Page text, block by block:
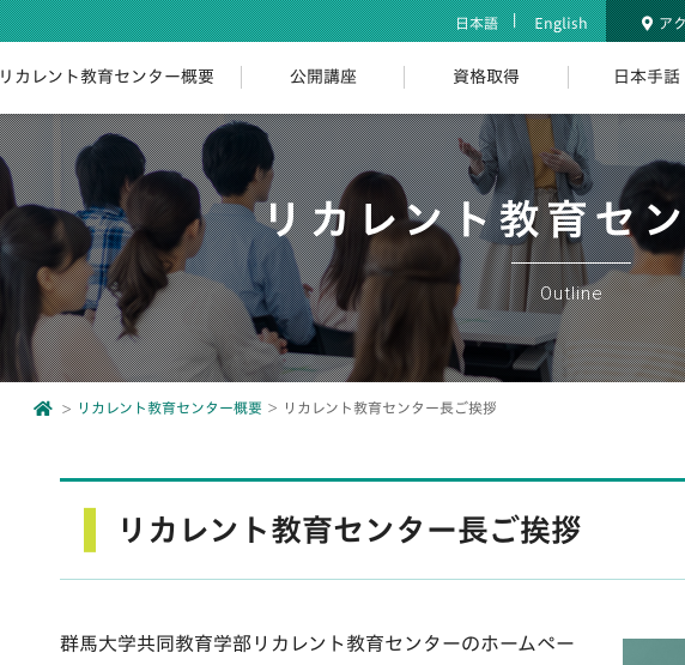
ア
日本語 English
リカレント教育センター概要 公開講座 資格取得 日本手
リカレント教育セ
Outline
リカレント教育センター概要 リカレント教育センター長ご挨拶
リカレント教育センター長ご挨拶
群馬大学共同教育学部リカレント教育センターのホームペー